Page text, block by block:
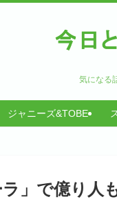
気になる
ジャニーズ&TOBE
」で億り人